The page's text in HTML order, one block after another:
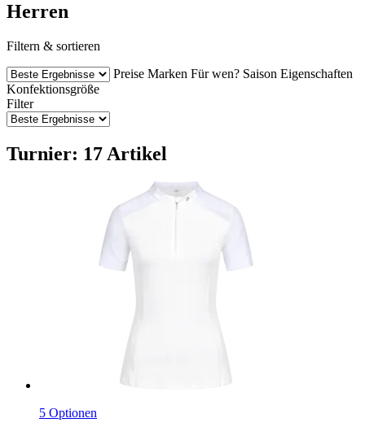
Herren
Filtern & sortieren
Preise Marken Für wen? Saison Eigenschaften
Konfektionsgröße
Filter
Turnier: 17 Artikel
5 Optionen